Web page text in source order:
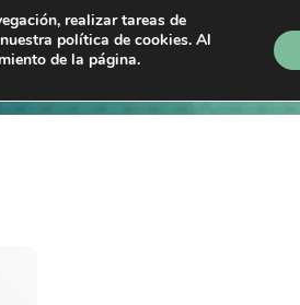
En directo
realizar tareas de
política de cookies. Al
de la página.